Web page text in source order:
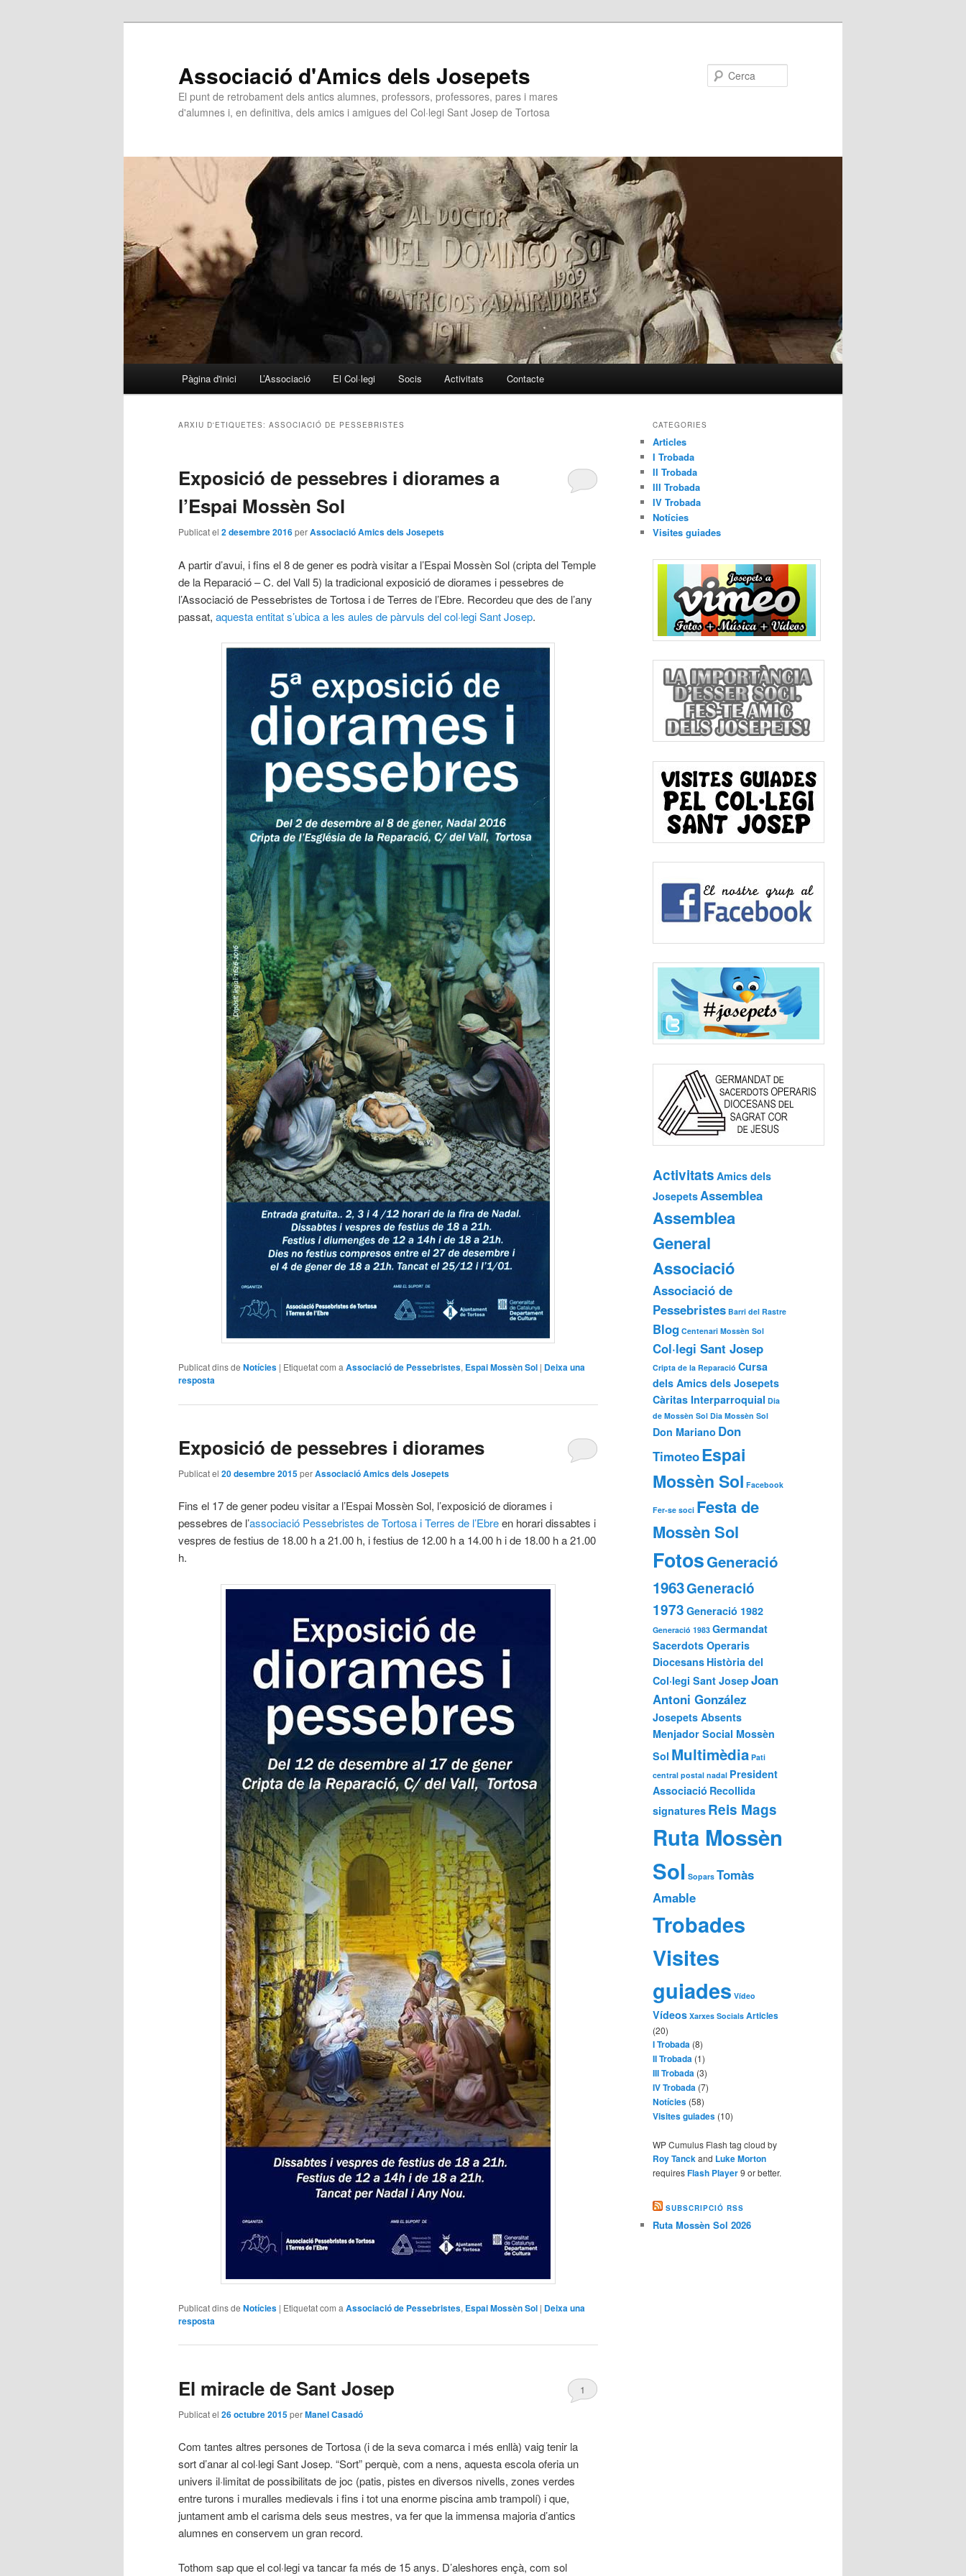
Associació d'Amics dels Josepets
El punt de retrobament dels antics alumnes, professors, professores, pares i mares
d'alumnes i, en definitiva, dels amics i amigues del Col·legi Sant Josep de Tortosa
Aneu al contingut principal
Aneu al contingut secundari
Pàgina d'inici L’Associació El Col·legi Socis Activitats Contacte
ARXIU D'ETIQUETES: ASSOCIACIÓ DE PESSEBRISTES
Exposició de pessebres i diorames a
l’Espai Mossèn Sol
Publicat el 2 desembre 2016perAssociació Amics dels Josepets
A partir d’avui, i fins el 8 de gener es podrà visitar a l’Espai Mossèn Sol (cripta del Temple
de la Reparació – C. del Vall 5) la tradicional exposició de diorames i pessebres de
l’Associació de Pessebristes de Tortosa i de Terres de l’Ebre. Recordeu que des de l’any
passat, aquesta entitat s’ubica a les aules de pàrvuls del col·legi Sant Josep.
Publicat dins de Notícies | Etiquetat com a Associació de Pessebristes, Espai Mossèn Sol | Deixa una
resposta
Exposició de pessebres i diorames
Publicat el 20 desembre 2015perAssociació Amics dels Josepets
Fins el 17 de gener podeu visitar a l’Espai Mossèn Sol, l’exposició de diorames i
pessebres de l’associació Pessebristes de Tortosa i Terres de l’Ebreen horari dissabtes i
vespres de festius de 18.00 h a 21.00 h, i festius de 12.00 h a 14.00 h i de 18.00 h a 21.00
h.
Publicat dins de Notícies | Etiquetat com a Associació de Pessebristes, Espai Mossèn Sol | Deixa una
resposta
El miracle de Sant Josep
Publicat el 26 octubre 2015perManel Casadó
1
Com tantes altres persones de Tortosa (i de la seva comarca i més enllà) vaig tenir la
sort d’anar al col·legi Sant Josep. “Sort” perquè, com a nens, aquesta escola oferia un
univers il·limitat de possibilitats de joc (patis, pistes en diversos nivells, zones verdes
entre turons i muralles medievals i fins i tot una enorme piscina amb trampolí) i que,
juntament amb el carisma dels seus mestres, va fer que la immensa majoria d’antics
alumnes en conservem un gran record.
Tothom sap que el col·legi va tancar fa més de 15 anys. D’aleshores ençà, com sol
CATEGORIES
Articles
I Trobada
II Trobada
III Trobada
IV Trobada
Notícies
Visites guiades
Activitats Amics dels
JosepetsAssemblea
Assemblea
General
Associació
Associació de
Pessebristes Barri del Rastre
Blog Centenari Mossèn Sol
Col·legi Sant Josep
Cripta de la Reparació Cursa
dels Amics dels Josepets
Càritas Interparroquial Dia
de Mossèn Sol Dia Mossèn Sol
Don Mariano Don
TimoteoEspai
Mossèn Sol Facebook
Fer-se soci Festa de
Mossèn Sol
FotosGeneració
1963Generació
1973 Generació 1982
Generació 1983 Germandat
Sacerdots Operaris
Diocesans Història del
Col·legi Sant JosepJoan
Antoni González
Josepets Absents
Menjador Social Mossèn
Sol Multimèdia Pati
central postal nadal President
Associació Recollida
signatures Reis Mags
Ruta Mossèn
Sol Sopars Tomàs
Amable
Trobades
Visites
guiades Vídeo
Vídeos Xarxes Socials Articles
(20)
I Trobada (8)
II Trobada (1)
III Trobada (3)
IV Trobada (7)
Notícies (58)
Visites guiades (10)
WP Cumulus Flash tag cloud by
Roy Tanckand Luke Morton
requiresFlash Player9 or better.
SUBSCRIPCIÓ RSS
Ruta Mossèn Sol 2026